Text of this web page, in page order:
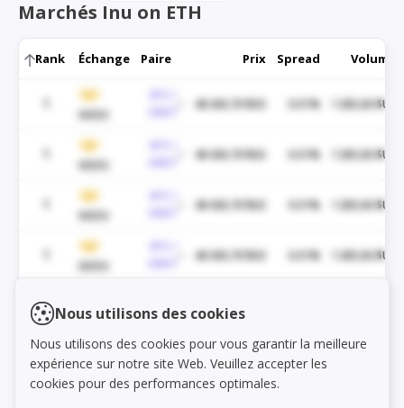
Nous utilisons des cookies
Nous utilisons des cookies pour vous garantir la meilleure
expérience sur notre site Web. Veuillez accepter les
cookies pour des performances optimales.
Marchés Inu on ETH
Rank Échange Paire Prix Spread Volume
WEEX
48 430,70 $US 0.01% 1 285,06 $US
WEEX
48 430,70 $US 0.01% 1 285,06 $US
WEEX
48 430,70 $US 0.01% 1 285,06 $US
WEEX
48 430,70 $US 0.01% 1 285,06 $US
1
WEEX
USDT
48 430,70 $US
WEEX
BTC /
USDT
48 430,70 $US 0.01%
Load markets